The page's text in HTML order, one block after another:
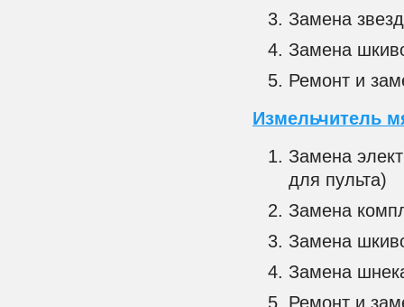
Замена
Замена
Ремонт и
Измельчитель
Замена
для пульта)
Замена
Замена
Замена
Ремонт и